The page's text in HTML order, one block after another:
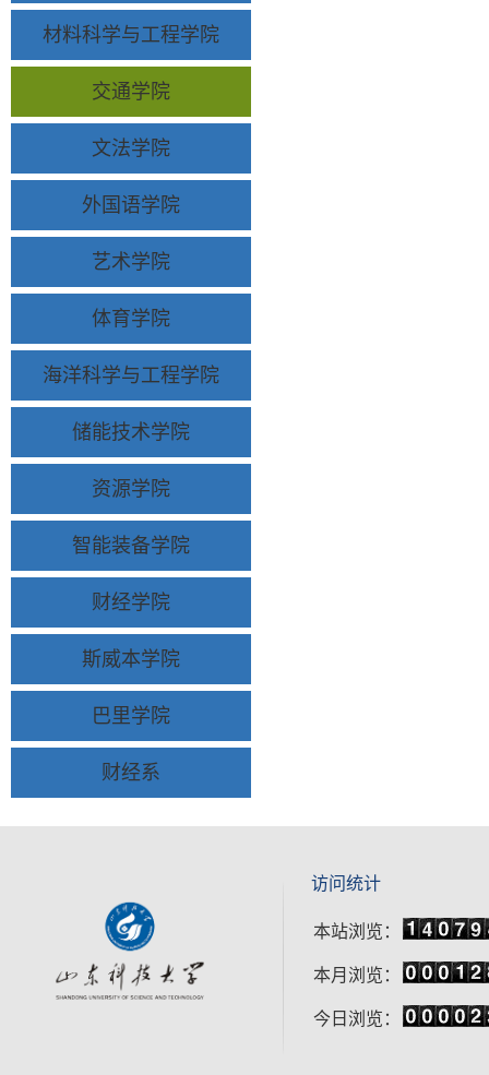
材料科学与工程学院
交通学院
文法学院
外国语学院
艺术学院
体育学院
海洋科学与工程学院
储能技术学院
资源学院
智能装备学院
财经学院
斯威本学院
巴里学院
财经系
访问统计
本站浏览：
本月浏览：
今日浏览：